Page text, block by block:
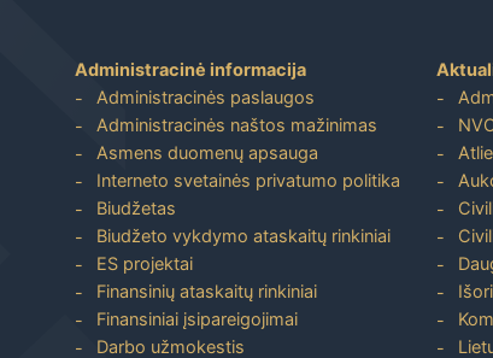
Administracinė informacija
Administracinės paslaugos
Administracinės naštos mažinimas
Asmens duomenų apsauga
Interneto svetainės privatumo politika
Biudžetas
Biudžeto vykdymo ataskaitų rinkiniai
ES projektai
Finansinių ataskaitų rinkiniai
Finansiniai įsipareigojimai
Darbo užmokestis